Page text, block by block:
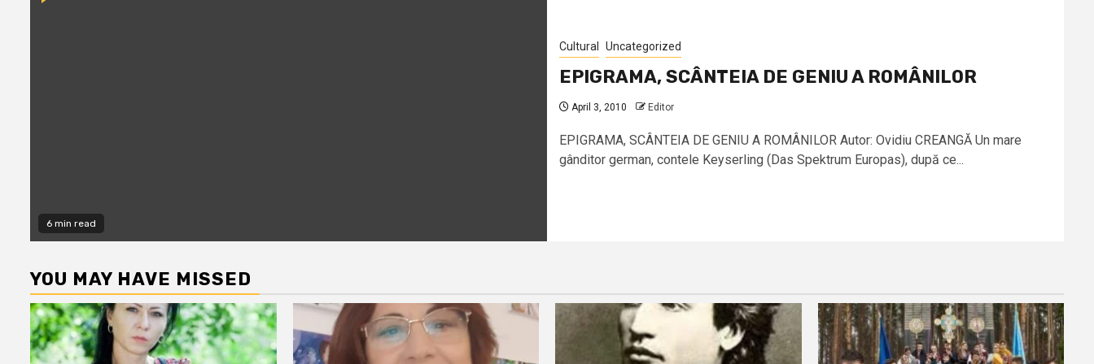
6 min read
Cultural Uncategorized
EPIGRAMA, SCÂNTEIA DE GENIU A ROMÂNILOR
April 3, 2010 Editor
EPIGRAMA, SCÂNTEIA DE GENIU A ROMÂNILOR Autor: Ovidiu CREANGĂ Un mare
gânditor german, contele Keyserling (Das Spektrum Europas), după ce...
YOU MAY HAVE MISSED